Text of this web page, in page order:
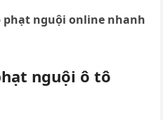
nguội online nhanh
nguội ô tô